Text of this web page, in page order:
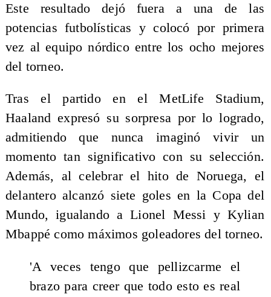
Este resultado dejó fuera a una de las
potencias futbolísticas y colocó por primera
vez al equipo nórdico entre los ocho mejores
del torneo.
Tras el partido en el MetLife Stadium,
Haaland expresó su sorpresa por lo logrado,
admitiendo que nunca imaginó vivir un
momento tan significativo con su selección.
Además, al celebrar el hito de Noruega, el
delantero alcanzó siete goles en la Copa del
Mundo, igualando a Lionel Messi y Kylian
Mbappé como máximos goleadores del torneo.
'A veces tengo que pellizcarme el
brazo para creer que todo esto es real